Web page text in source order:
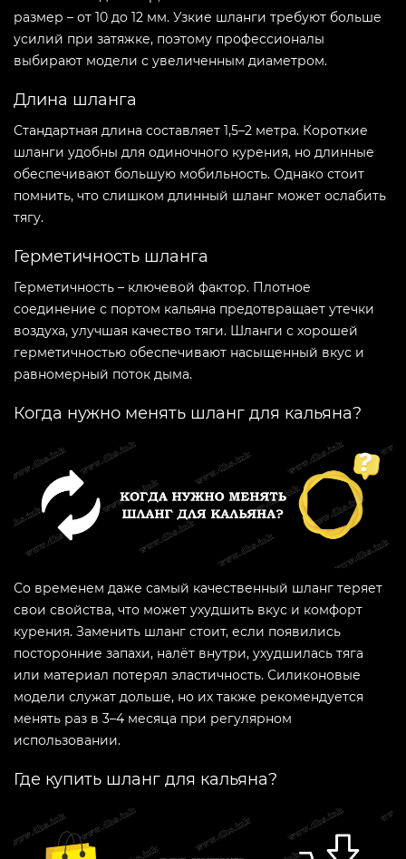
размер – от 10 до 12 мм. Узкие шланги требуют больше
усилий при затяжке, поэтому профессионалы
выбирают модели с увеличенным диаметром.
Длина шланга
Стандартная длина составляет 1,5–2 метра. Короткие
шланги удобны для одиночного курения, но длинные
обеспечивают большую мобильность. Однако стоит
помнить, что слишком длинный шланг может ослабить
тягу.
Герметичность шланга
Герметичность – ключевой фактор. Плотное
соединение с портом кальяна предотвращает утечки
воздуха, улучшая качество тяги. Шланги с хорошей
герметичностью обеспечивают насыщенный вкус и
равномерный поток дыма.
Когда нужно менять шланг для кальяна?
Со временем даже самый качественный шланг теряет
свои свойства, что может ухудшить вкус и комфорт
курения. Заменить шланг стоит, если появились
посторонние запахи, налёт внутри, ухудшилась тяга
или материал потерял эластичность. Силиконовые
модели служат дольше, но их также рекомендуется
менять раз в 3–4 месяца при регулярном
использовании.
Где купить шланг для кальяна?